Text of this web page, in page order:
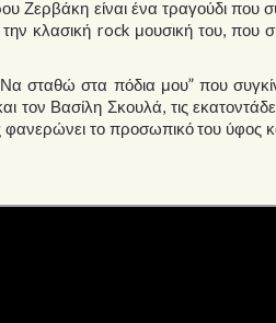
Ζερβάκη είναι ένα τραγούδι που
κλασική rock μουσική του, που
σταθώ στα πόδια μου” που
τον Βασίλη Σκουλά, τις
το προσωπικό του ύφος